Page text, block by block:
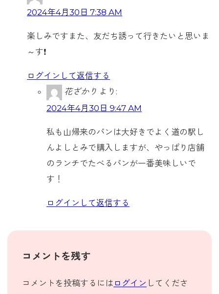
2024年4月30日 7:38 AM
楽しみですまた、友だち誘って行きたいと思いま
～す❗
ログインして返信する
花ざかり より:
2024年4月30日 9:47 AM
私も山帰来のパンは大好きでよく道の駅し
んよしとみで購入しますが、やっぱり店舗
のランチでたべるパンが一番美味しいで
す！
ログインして返信する
コメントを残す
コメントを投稿するには ログイン してくださ